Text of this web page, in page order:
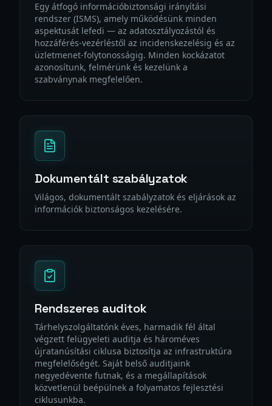
Egy átfogó információbiztonsági irányítási
rendszer (ISMS), amely működésünk minden
aspektusát lefedi — az adatosztályozástól és
hozzáférés-vezérléstől az incidenskezelésig és az
üzletmenet-folytonosságig. Minden kockázatot
azonosítunk, felmérünk és kezelünk a
szabványnak megfelelően.
Dokumentált szabályzatok
Világos, dokumentált szabályzatok és eljárások az
információk biztonságos kezelésére.
Rendszeres auditok
Tárhelyszolgáltatónk éves, harmadik fél által
végzett felügyeleti auditja és hároméves
újratanúsítási ciklusa biztosítja az infrastruktúra
megfelelőségét. Saját belső auditjaink
negyedévente futnak, és a megállapítások
közvetlenül beépülnek a folyamatos fejlesztési
ciklusunkba.